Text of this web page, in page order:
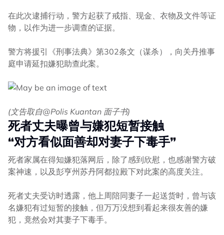
在此次逮捕行动，警方起获了戒指、现金、衣物及文件等证
物，以作为进一步调查的证据。
警方将援引《刑事法典》第302条文（谋杀），向关丹推事
庭申请延扣嫌犯助查此案。
(文告取自@Polis Kuantan 面子书)
死者丈夫曝曾与嫌犯短暂接触
“对方看似面善却对妻子下毒手”
死者家属在得知嫌犯落网后，除了感到欣慰，也感谢警方破
案神速，以及彭亨州苏丹阿都拉殿下对此案的高度关注。
死者丈夫受访时透露，他上周陪同妻子一起送货时，曾与该
名嫌犯有过短暂的接触，但万万没想到看起来很友善的嫌
犯，竟然会对其妻子下毒手。